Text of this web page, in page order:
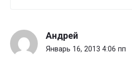
Андрей
Январь 16, 2013 4:06 пп